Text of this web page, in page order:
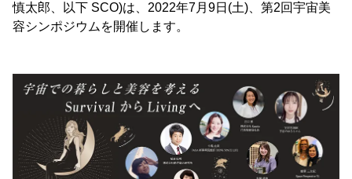
慎太郎、以下 SCO)は、2022年7月9日(土)、第2回宇宙美
容シンポジウムを開催します。